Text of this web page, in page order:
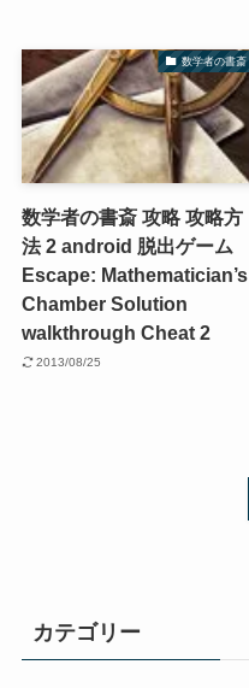
数学者の書斎
数学者の書斎 攻略 攻略方
法 2 android 脱出ゲーム
Escape: Mathematician’s
Chamber Solution
walkthrough Cheat 2
2013/08/25
カテゴリー